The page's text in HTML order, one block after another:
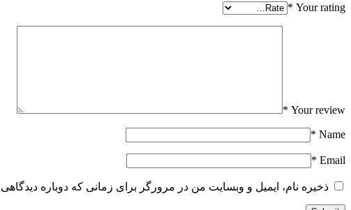
Your rating
*
Your review
*
Name
*
Email
*
ذخیره نام، ایمیل و وبسایت من در مرورگر برای زمانی که دوباره